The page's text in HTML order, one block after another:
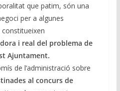
que patim, són una
per a algunes
i real del problema de
Ajuntament.
de l’administració sobre
al concurs de